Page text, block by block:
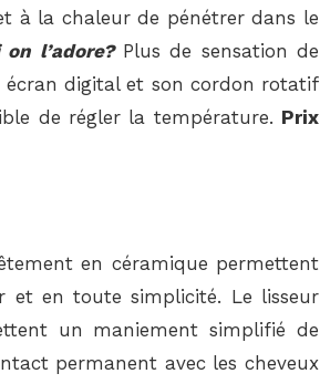
à la chaleur de pénétrer dans le
l’adore?Plus de sensation de
écran digital et son cordon rotatif
de régler la température. Prix
en céramique permettent
et en toute simplicité. Le lisseur
un maniement simplifié de
permanent avec les cheveux